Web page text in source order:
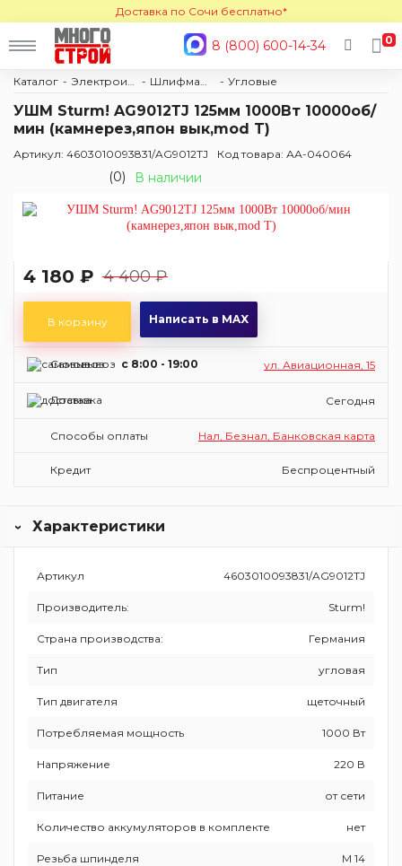
Доставка по Сочи бесплатно*
8 (800) 600-14-34 0
Каталог Угловые
УШМ Sturm! AG9012ТJ 125мм 1000Вт 10000об/
мин (камнерез,япон вык,mod T)
Артикул: 4603010093831/AG9012TJ Код товара: АА-040064
(0) В наличии
4 180 ₽ 4 400 ₽
В корзину Написать в MAX
Самовывоз c 8:00 - 19:00 ул. Авиационная, 15
Доставка Сегодня
Способы оплаты Нал, Безнал, Банковская карта
Кредит Беспроцентный
Характеристики
Артикул 4603010093831/AG9012TJ
Производитель: Sturm!
Страна производства: Германия
Тип угловая
Тип двигателя щеточный
Потребляемая мощность 1000 Вт
Напряжение 220 В
Питание от сети
Количество аккумуляторов в комплекте нет
Резьба шпинделя М 14